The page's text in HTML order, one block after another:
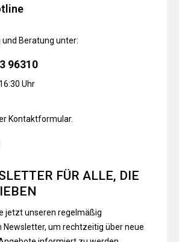
Beratung unter:
96310
Uhr
Kontaktformular.
FÜR ALLE, DIE
jetzt unseren regelmäßig
Newsletter, um rechtzeitig über neue